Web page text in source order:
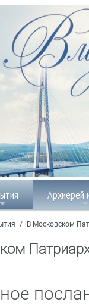
Архиерей
/ В Московском